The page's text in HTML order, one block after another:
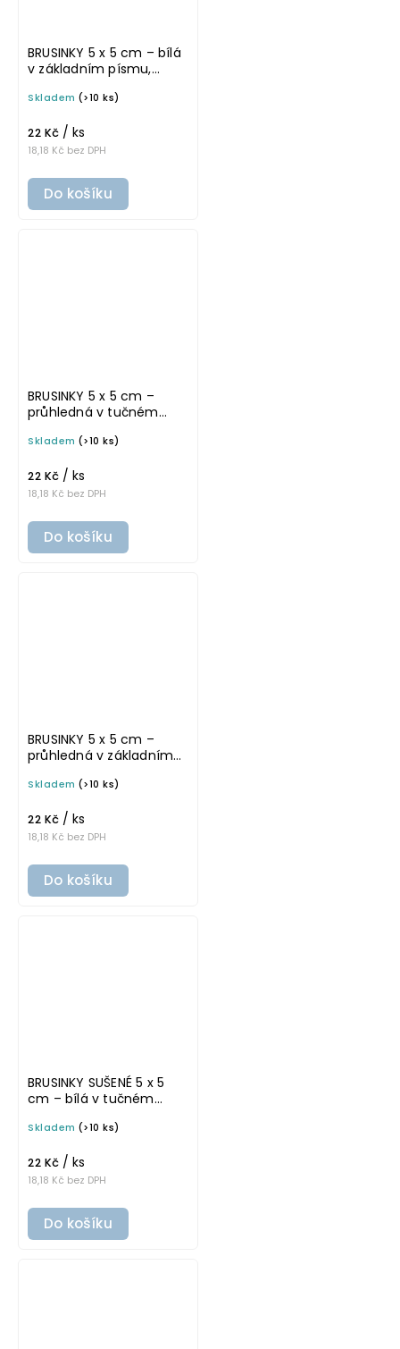
BRUSINKY 5 x 5 cm – bílá
v základním písmu,
na potravinové dózy
Skladem (>10 ks)
18,18 Kč bez DPH
22 Kč / ks
Do košíku
BRUSINKY 5 x 5 cm –
průhledná v tučném
samolepka na
Skladem (>10 ks)
18,18 Kč bez DPH
22 Kč / ks
Do košíku
BRUSINKY 5 x 5 cm –
průhledná v základním
samolepka na
Skladem (>10 ks)
18,18 Kč bez DPH
22 Kč / ks
Do košíku
BRUSINKY SUŠENÉ 5 x 5
cm – bílá v tučném
samolepka na
Skladem (>10 ks)
18,18 Kč bez DPH
22 Kč / ks
Do košíku